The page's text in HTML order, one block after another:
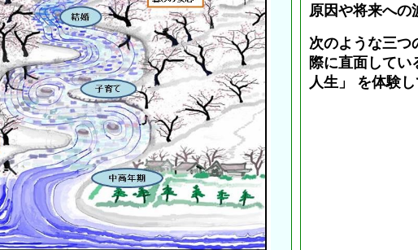
原因や将来への
次のような三つ
際に直面してい
人生」 を体験し